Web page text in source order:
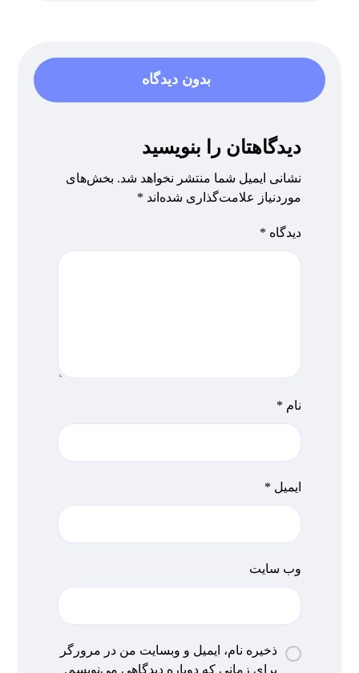
بدون دیدگاه
دیدگاهتان را بنویسید
نشانی ایمیل شما منتشر نخواهد شد. بخش‌های
موردنیاز علامت‌گذاری شده‌اند *
دیدگاه *
نام *
ایمیل *
وب‌ سایت
ذخیره نام، ایمیل و وبسایت من در مرورگر
برای زمانی که دوباره دیدگاهی می‌نویسم.